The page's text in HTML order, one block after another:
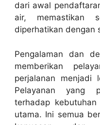
dari awal
air, memastikan
diperhatikan dengan
Pengalaman dan
memberikan
perjalanan menjadi
Pelayanan yang
terhadap
utama. Ini semua